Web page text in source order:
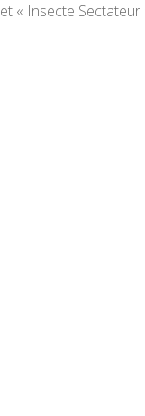
et « Insecte Sectateur